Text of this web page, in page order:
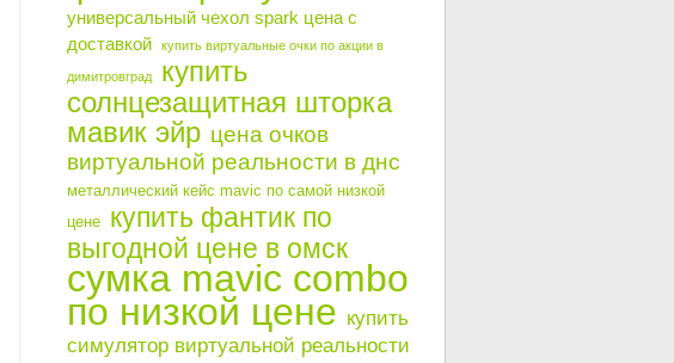
универсальный чехол spark цена с
доставкой
купить виртуальные очки по акции в
димитровград
купить
солнцезащитная шторка
мавик эйр цена очков
виртуальной реальности в днс
металлический кейс mavic по самой низкой
цене купить фантик по
выгодной цене в омск
сумка mavic combo
по низкой цене купить
симулятор виртуальной реальности